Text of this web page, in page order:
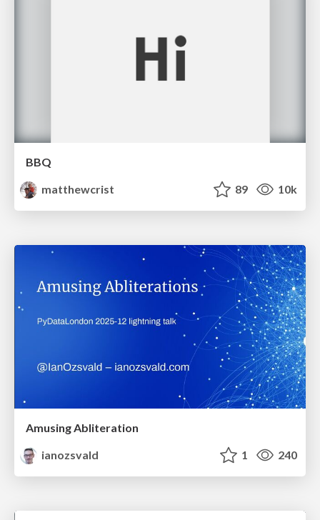
BBQ
matthewcrist
89 10k
Amusing Abliteration
ianozsvald
1 240